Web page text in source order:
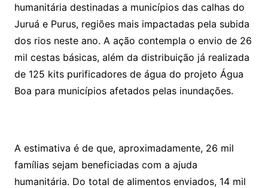
humanitária destinadas a municípios das calhas do
Juruá e Purus, regiões mais impactadas pela subida
dos rios neste ano. A ação contempla o envio de 26
mil cestas básicas, além da distribuição já realizada
de 125 kits purificadores de água do projeto Água
Boa para municípios afetados pelas inundações.
A estimativa é de que, aproximadamente, 26 mil
famílias sejam beneficiadas com a ajuda
humanitária. Do total de alimentos enviados, 14 mil